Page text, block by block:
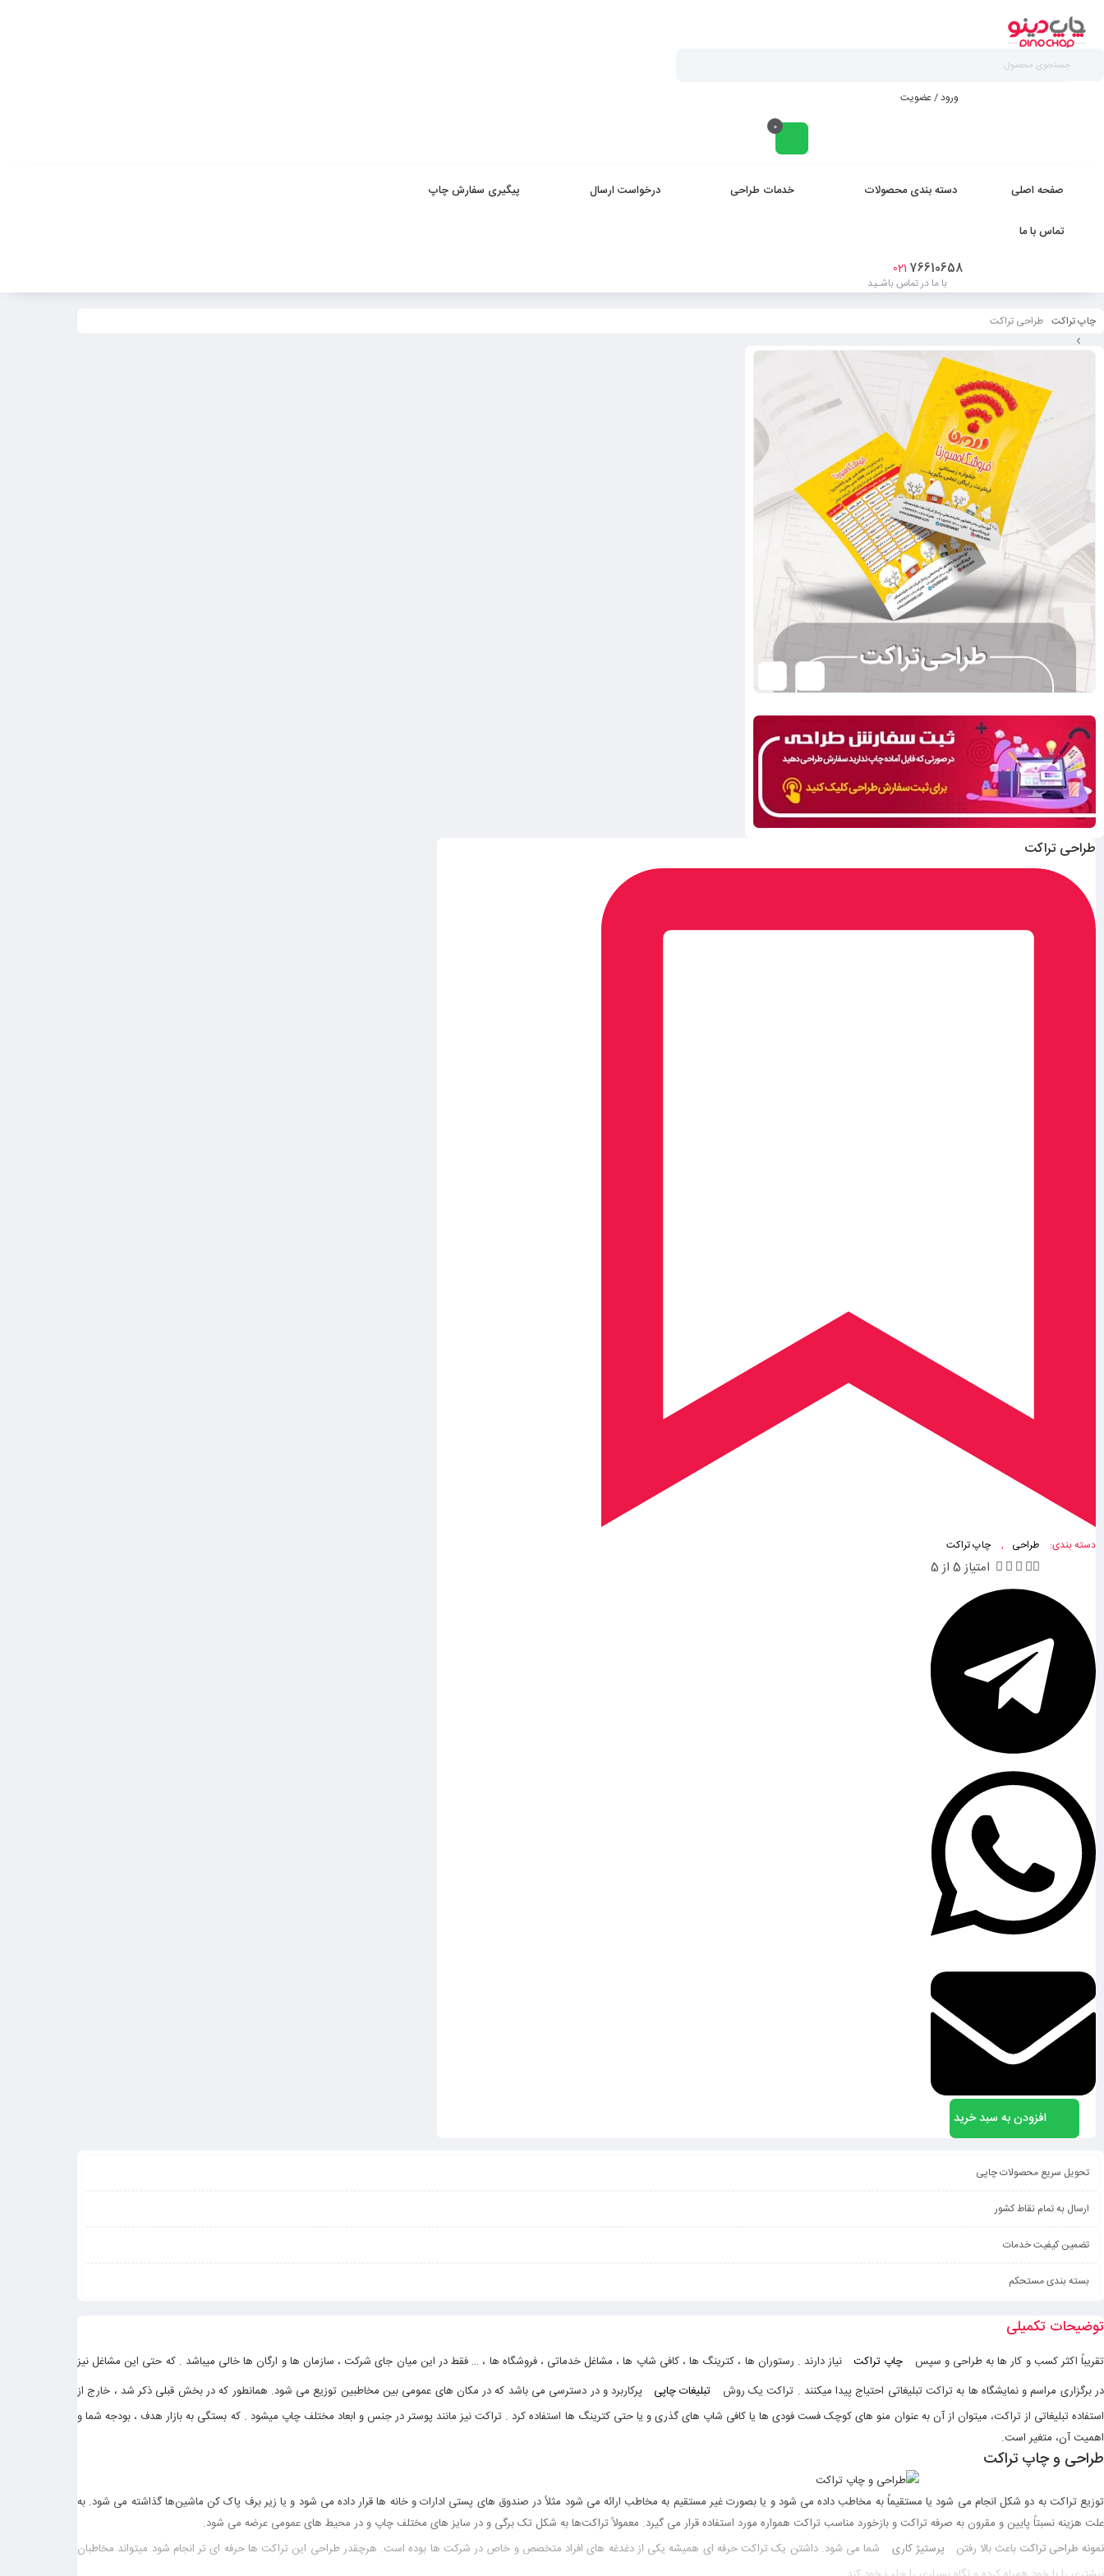
ورود / عضویت
0
صفحه اصلی دسته بندی محصولات خدمات طراحی درخواست ارسال پیگیری سفارش چاپ
تماس با ما
76610658
021
با ما در تماس باشـید
چاپ تراکت طراحی تراکت
طراحی تراکت
دسته بندی: طراحی , چاپ تراکت
    امتیاز 5 از 5
افزودن به سبد خرید
تحویل سریع محصولات چاپی
ارسال به تمام نقاط کشور
تضمین کیفیت خدمات
بسته بندی مستحکم
توضیحات تکمیلی
تقریباً اکثر کسب و کار ها به طراحی و سپس چاپ تراکت
نیاز دارند . رستوران ها ، کترینگ ها ، کافی شاپ ها ، مشاغل خدماتی ، فروشگاه ها ، … فقط در این میان جای شرکت ، سازمان ها و ارگان ها خالی میباشد . که حتی این مشاغل نیز
در برگزاری مراسم و نمایشگاه ها به تراکت تبلیغاتی احتیاج پیدا میکنند . تراکت یک روش
تبلیغات چاپی
پرکاربرد و در دسترسی می باشد که در مکان های عمومی بین مخاطبین توزیع می شود. همانطور که در بخش قبلی ذکر شد ، خارج از
استفاده تبلیغاتی از تراکت، میتوان از آن به عنوان منو های کوچک فست فودی ها یا کافی شاپ های گذری و یا حتی کترینگ ها استفاده کرد . تراکت نیز مانند پوستر در جنس و ابعاد مختلف چاپ میشود . که بستگی به بازار هدف ، بودجه شما و
اهمیت آن، متغیر است.
طراحی و چاپ تراکت
توزیع تراکت به دو شکل انجام می شود یا مستقیماً به مخاطب داده می شود و یا بصورت غیر مستقیم به مخاطب ارائه می شود مثلاً در صندوق های پستی ادارات و خانه ها قرار داده می شود و یا زیر برف پاک کن ماشین‌ها گذاشته می شود. به
علت هزینه نسبتاً پایین و مقرون به صرفه تراکت و بازخورد مناسب تراکت همواره مورد استفاده قرار می گیرد. معمولاً تراکت‌ها به شکل تک برگی و در سایز های مختلف چاپ و در محیط های عمومی عرضه می شود.
نمونه طراحی تراکت باعث بالا رفتن پرستیژ کاری
شما می شود. داشتن یک تراکت حرفه ای همیشه یکی از دغدغه های افراد متخصص و خاص در شرکت ها بوده است. هرچقدر طراحی این تراکت ها حرفه‌ ای تر انجام شود میتواند مخاطبان